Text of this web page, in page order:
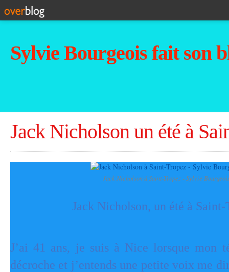
Sylvie Bourgeois fait son
Jack Nicholson un été à
Jack Nicholson à Saint-Tropez - Sylvie
Jack Nicholson, un été à Saint-
J’ai 41 ans, je suis à Nice lorsque mon
décroche et j’entends une petite voix me